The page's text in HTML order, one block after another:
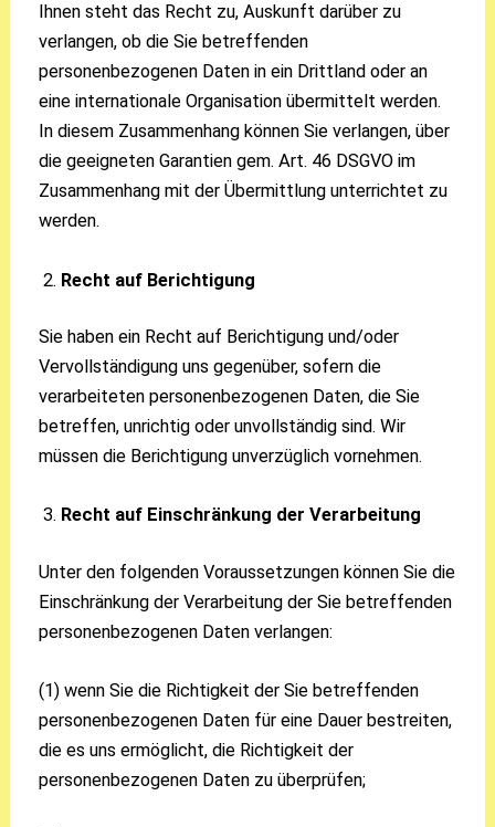
Ihnen steht das Recht zu, Auskunft darüber zu
verlangen, ob die Sie betreffenden
personenbezogenen Daten in ein Drittland oder an
eine internationale Organisation übermittelt werden.
In diesem Zusammenhang können Sie verlangen, über
die geeigneten Garantien gem. Art. 46 DSGVO im
Zusammenhang mit der Übermittlung unterrichtet zu
werden.
Recht auf Berichtigung
Sie haben ein Recht auf Berichtigung und/oder
Vervollständigung uns gegenüber, sofern die
verarbeiteten personenbezogenen Daten, die Sie
betreffen, unrichtig oder unvollständig sind. Wir
müssen die Berichtigung unverzüglich vornehmen.
Recht auf Einschränkung der Verarbeitung
Unter den folgenden Voraussetzungen können Sie die
Einschränkung der Verarbeitung der Sie betreffenden
personenbezogenen Daten verlangen:
(1) wenn Sie die Richtigkeit der Sie betreffenden
personenbezogenen Daten für eine Dauer bestreiten,
die es uns ermöglicht, die Richtigkeit der
personenbezogenen Daten zu überprüfen;